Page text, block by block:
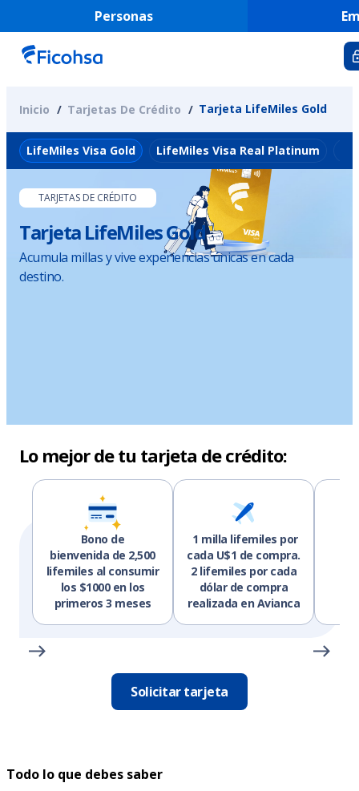
Personas
Inicio Tarjetas De Crédito Tarjeta LifeMiles Gold
LifeMiles Visa Gold LifeMiles Visa Real Platinum
TARJETAS DE CRÉDITO
Tarjeta LifeMiles Gold
Acumula millas y vive experiencias únicas en cada
destino.
Lo mejor de tu tarjeta de crédito:
Bono de
bienvenida de 2,500
lifemiles al consumir
los $1000 en los
primeros 3 meses
1 milla lifemiles por
cada U$1 de compra.
2 lifemiles por cada
dólar de compra
realizada en Avianca
Solicitar tarjeta
Todo lo que debes saber